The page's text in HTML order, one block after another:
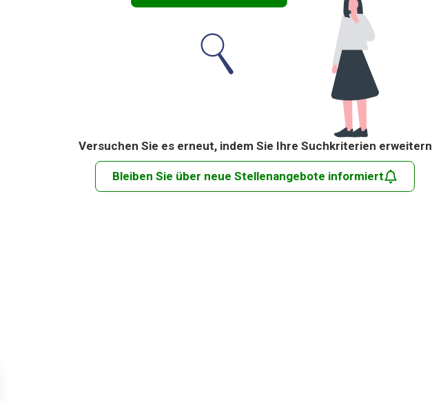
Versuchen Sie es erneut, indem Sie Ihre Suchkriterien erweitern
Bleiben Sie über neue Stellenangebote informiert